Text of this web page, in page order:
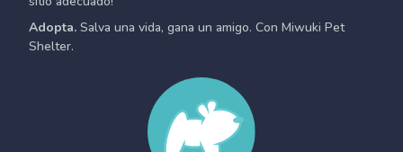
Adopta. Salva una vida, gana un amigo. Con Miwuki Pet
Shelter.